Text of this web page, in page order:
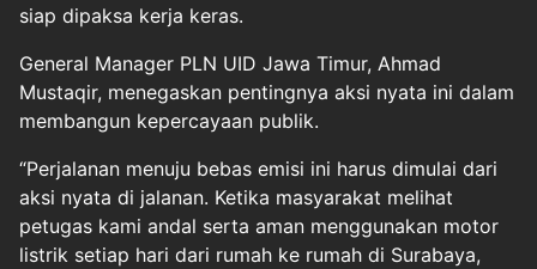
siap dipaksa kerja keras.
General Manager PLN UID Jawa Timur, Ahmad
Mustaqir, menegaskan pentingnya aksi nyata ini dalam
membangun kepercayaan publik.
“Perjalanan menuju bebas emisi ini harus dimulai dari
aksi nyata di jalanan. Ketika masyarakat melihat
petugas kami andal serta aman menggunakan motor
listrik setiap hari dari rumah ke rumah di Surabaya,